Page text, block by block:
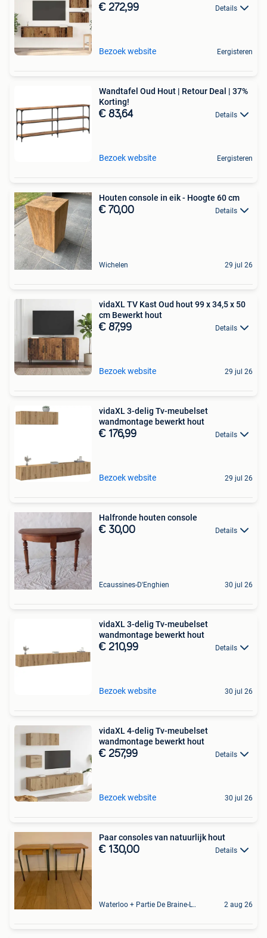
€ 272,99 Details
Bezoek website Eergisteren
Wandtafel Oud Hout | Retour Deal | 37%
Korting!
€ 83,64 Details
Bezoek website Eergisteren
Houten console in eik - Hoogte 60 cm
€ 70,00 Details
Wichelen 29 jul 26
vidaXL TV Kast Oud hout 99 x 34,5 x 50
cm Bewerkt hout
€ 87,99 Details
Bezoek website 29 jul 26
vidaXL 3-delig Tv-meubelset
wandmontage bewerkt hout
€ 176,99 Details
Bezoek website 29 jul 26
Halfronde houten console
€ 30,00 Details
Ecaussines-D'Enghien 30 jul 26
vidaXL 3-delig Tv-meubelset
wandmontage bewerkt hout
€ 210,99 Details
Bezoek website 30 jul 26
vidaXL 4-delig Tv-meubelset
wandmontage bewerkt hout
€ 257,99 Details
Bezoek website 30 jul 26
Paar consoles van natuurlijk hout
€ 130,00 Details
Waterloo + Partie De Braine-L'Alleud, De Ohain 2 aug 26